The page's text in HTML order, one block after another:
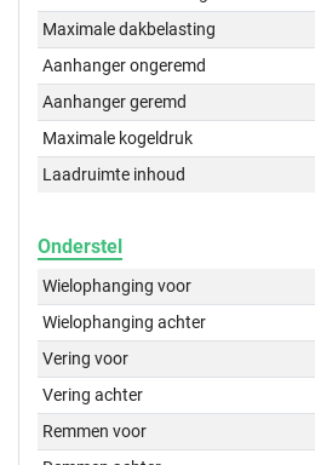
Maximale dakbelasting
Aanhanger ongeremd
Aanhanger geremd
Maximale kogeldruk
Laadruimte inhoud
Onderstel
Wielophanging voor
Wielophanging achter
Vering voor
Vering achter
Remmen voor